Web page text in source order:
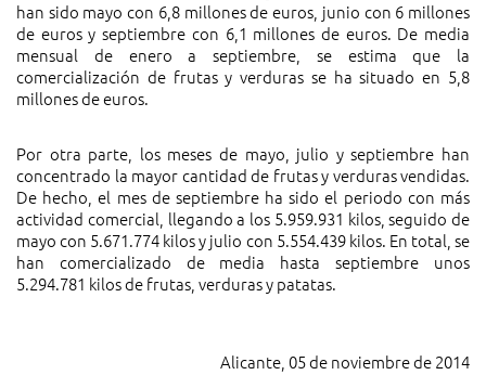
han sido mayo con 6,8 millones de euros, junio con 6 millones
de euros y septiembre con 6,1 millones de euros. De media
mensual de enero a septiembre, se estima que la
comercialización de frutas y verduras se ha situado en 5,8
millones de euros.
Por otra parte, los meses de mayo, julio y septiembre han
concentrado la mayor cantidad de frutas y verduras vendidas.
De hecho, el mes de septiembre ha sido el periodo con más
actividad comercial, llegando a los 5.959.931 kilos, seguido de
mayo con 5.671.774 kilos y julio con 5.554.439 kilos. En total, se
han comercializado de media hasta septiembre unos
5.294.781 kilos de frutas, verduras y patatas.
Alicante, 05 de noviembre de 2014